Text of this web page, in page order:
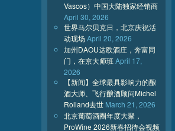
Vascos）中国大陆独家经销商
April 30, 2026
世界马尔贝克日，北京庆祝活
动现场April 20, 2026
加州DAOU达欧酒庄，奔富同
门，在京大师班 April 17,
2026
【新闻】全球最具影响力的酿
酒大师、飞行酿酒顾问Michel
Rolland去世 March 21, 2026
北京葡萄酒圈年度大聚，
ProWine 2026新春招待会视频